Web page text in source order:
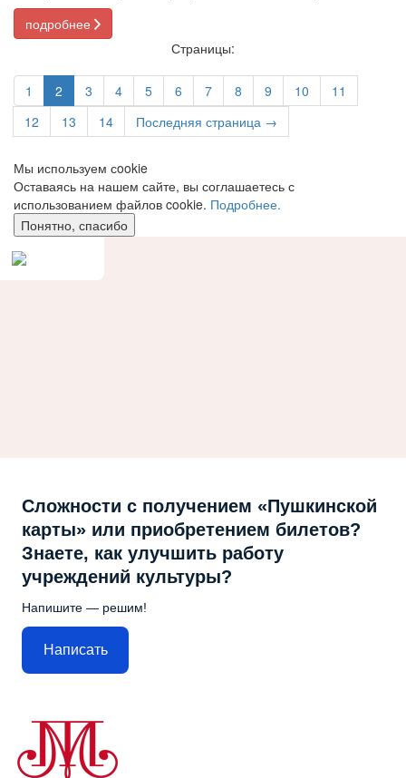
подробнее
Страницы:
1 2 3 4 5 6 7 8 9 10
11
12
13 14 Последняя страница →
Мы используем сookie
Оставаясь на нашем сайте, вы соглашаетесь с
использованием файлов cookie. Подробнее.
Понятно, спасибо
Сложности с получением «Пушкинской
карты» или приобретением билетов?
Знаете, как улучшить работу
учреждений культуры?
Напишите — решим!
Написать